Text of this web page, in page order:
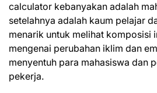
calculator kebanyakan adalah
setelahnya adalah kaum pelajar
menarik untuk melihat komposisi
mengenai perubahan iklim dan
menyentuh para mahasiswa dan
pekerja.